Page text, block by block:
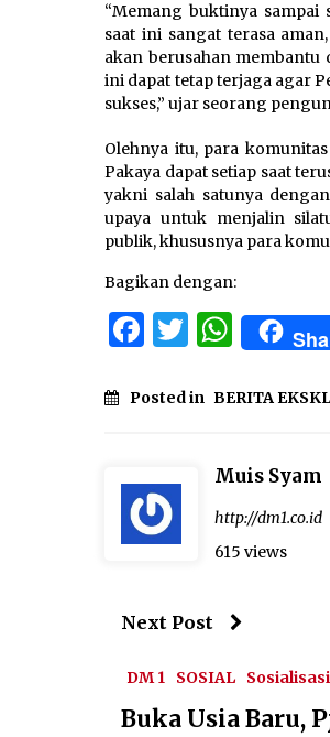
“Memang buktinya
saat ini sangat terasa
akan berusahan
ini dapat tetap terjaga agar
sukses,” ujar seorang
Olehnya itu, para
Pakaya dapat setiap saat
yakni salah satunya
upaya untuk menjalin
publik, khususnya para
Bagikan dengan:
Facebook
Twitter
Posted in BERITA
Muis Syam
http://dm1.co.id
615 views
Next Post
DM 1 SOSIAL Sosialisasi
Buka Usia Baru,